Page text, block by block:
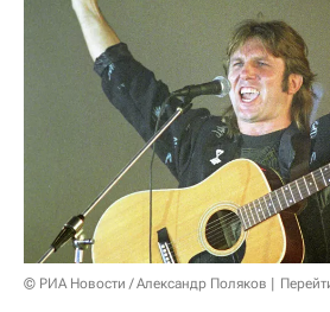
© РИА Новости / Александр Поляков